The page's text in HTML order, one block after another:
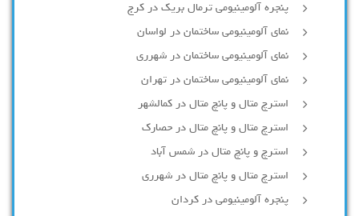
پنجره آلومینیومی ترمال بریک در کرج
نمای آلومینیومی ساختمان در لواسان
نمای آلومینیومی ساختمان در شهرری
نمای آلومینیومی ساختمان در تهران
استرچ متال و پانچ متال در کمالشهر
استرچ متال و پانچ متال در حصارك
استرچ و پانچ متال در شمس آباد
استرچ متال و پانچ متال در شهرری
پنجره آلومینیومی در کردان